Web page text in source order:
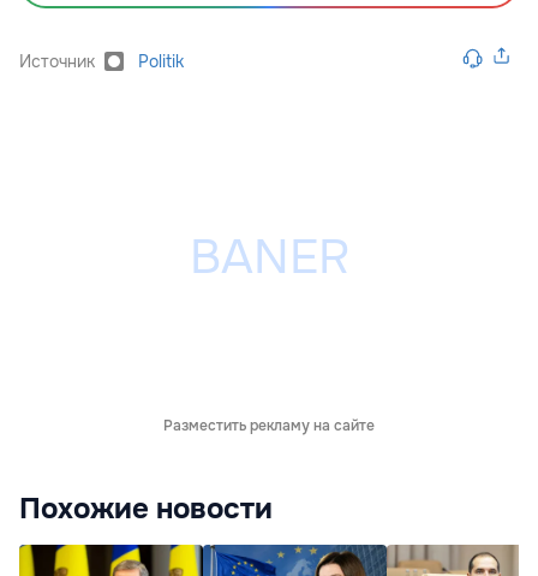
Источник Politik
Разместить рекламу на сайте
Похожие новости